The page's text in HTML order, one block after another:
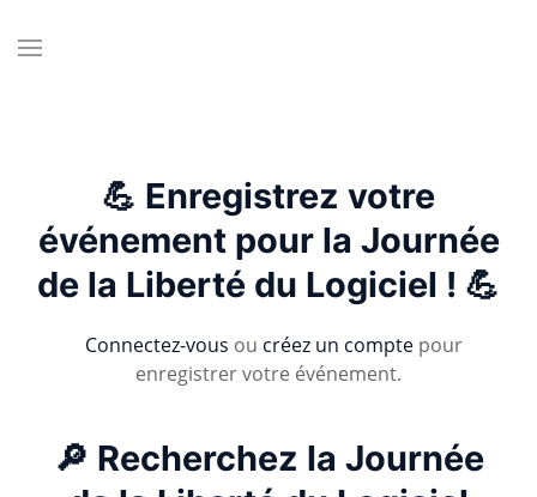
💪 Enregistrez votre
événement pour la Journée
de la Liberté du Logiciel ! 💪
Connectez-vous ou créez un comptepour
enregistrer votre événement.
🔎 Recherchez la Journée